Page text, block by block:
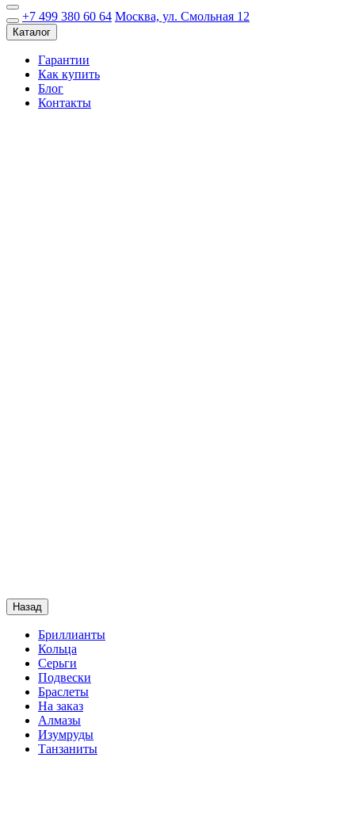
+7 499 380 60 64 Москва, ул. Смольная 12
Каталог
Гарантии
Как купить
Блог
Контакты
Назад
Бриллианты
Кольца
Серьги
Подвески
Браслеты
На заказ
Алмазы
Изумруды
Танзаниты